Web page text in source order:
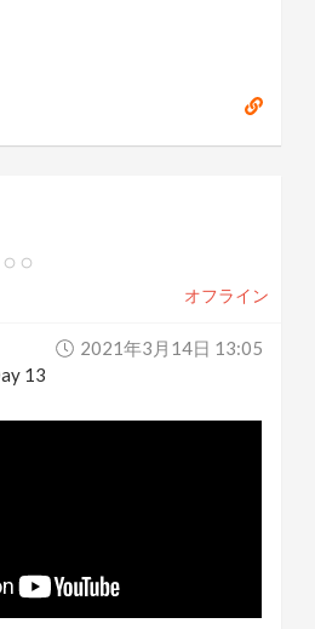
オフライン
2021年3月14日 13:05
13